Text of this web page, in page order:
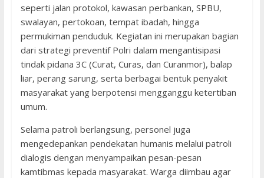
seperti jalan protokol, kawasan perbankan, SPBU,
swalayan, pertokoan, tempat ibadah, hingga
permukiman penduduk. Kegiatan ini merupakan bagian
dari strategi preventif Polri dalam mengantisipasi
tindak pidana 3C (Curat, Curas, dan Curanmor), balap
liar, perang sarung, serta berbagai bentuk penyakit
masyarakat yang berpotensi mengganggu ketertiban
umum.
Selama patroli berlangsung, personel juga
mengedepankan pendekatan humanis melalui patroli
dialogis dengan menyampaikan pesan-pesan
kamtibmas kepada masyarakat. Warga diimbau agar